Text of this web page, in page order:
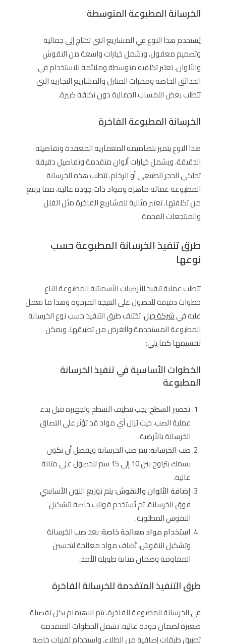
الخرسانة المطبوعة المتوسطة
يُستخدم هذا النوع في المشاريع التي تحتاج إلى جمالية
وتصميم معقول، ويشمل خيارات واسعة من النقوش
والألوان. تعتبر تكلفته متوسطة وملائمة للاستخدام في
الحدائق الخاصة وممرات المنازل والمشاريع التجارية التي
تتطلب بعض اللمسات الجمالية دون تكلفة كبيرة.
الخرسانة المطبوعة الفاخرة
هذا النوع يتميز بتصاميمه المعمارية المعقدة وتفاصيله
الدقيقة، ويشمل خيارات ألوان متقدمة وتفاصيل دقيقة
تحاكي الحجر الطبيعي أو الرخام. تتطلب هذه الخرسانة
المطبوعة عمالة ماهرة ومواد ذات جودة عالية، مما يرفع
من تكلفتها. تعتبر مثالية للمشاريع الفاخرة مثل الفلل
والمنتجعات الفخمة.
طرق تنفيذ الخرسانة المطبوعة حسب
نوعها
تتطلب عملية تنفيذ الأرضيات الأسمنتية المطبوعة اتباع
خطوات دقيقة للحصول على النتيجة المرجوة وهذا ما نعمل
عليه فيشركة جبل. تختلف طرق التنفيذ حسب نوع الخرسانة
المطبوعة المستخدمة والغرض من تطبيقها، ويمكن
تقسيمها كما يلي:
الخطوات الأساسية في تنفيذ الخرسانة
المطبوعة
تحضير السطح: يجب تنظيف السطح وتجهيزه قبل بدء
عملية الصب، حيث يُزال أي مواد قد تؤثر على التصاق
الخرسانة بالأرضية.
صب الخرسانة: يتم صب الخرسانة ويفضل أن تكون
بسمك يتراوح بين 10 إلى 15 سم للحصول على متانة
عالية.
إضافة الألوان والنقوش: يتم توزيع اللون الأساسي
فوق الخرسانة، ثم تُستخدم قوالب خاصة لتشكيل
النقوش المطلوبة.
استخدام مواد معالجة خاصة: بعد صب الخرسانة
وتشكيل النقوش، تُضاف مواد معالجة لتحسين
المقاومة وضمان متانة طويلة الأمد.
طرق التنفيذ المتقدمة للخرسانة الفاخرة
في الخرسانة المطبوعة الفاخرة، يتم الاهتمام بكل تفصيلة
صغيرة لضمان جودة عالية. تشمل الخطوات المتقدمة
تطبيق طبقات إضافية من الطلاء، واستخدام تقنيات خاصة